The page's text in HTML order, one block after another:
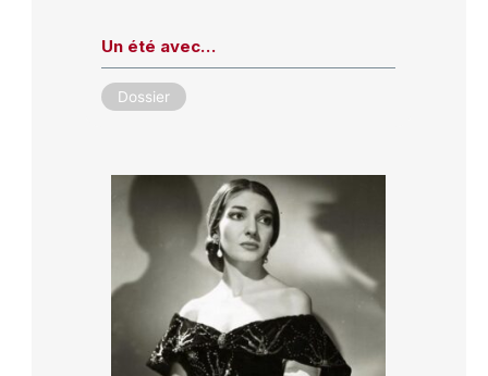
Un été avec…
Dossier